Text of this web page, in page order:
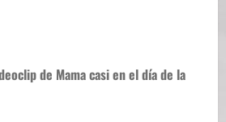
de Mama casi en el día de la